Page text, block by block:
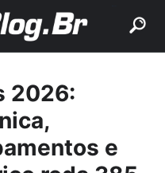
2026:
e